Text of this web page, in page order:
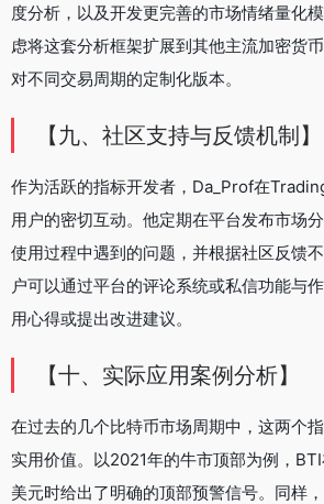
度分析，以及开发更完善的市场情绪量化
虑将这套分析框架扩展到其他主流加密货
对不同交易周期的定制化版本。
【九、社区支持与反馈机制】
作为活跃的指标开发者，Da_Prof在
用户的密切互动。他定期在平台发布市场
使用过程中遇到的问题，并根据社区反馈
户可以通过平台的评论系统或私信功能与
用心得或提出改进建议。
【十、实际应用案例分析】
在过去的几个比特币市场周期中，这两个
实用价值。以2021年的牛市顶部为例，
美元时给出了明确的顶部预警信号。同样